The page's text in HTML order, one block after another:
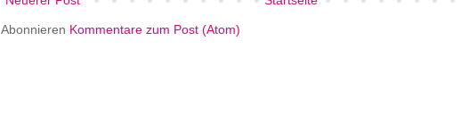
Abonnieren Kommentare zum Post (Atom)